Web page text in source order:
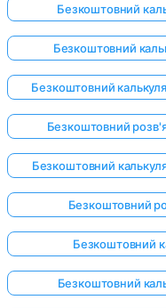
Безкоштовний
Безкоштовний
Безкоштовний
Безкоштовний
Безкоштовний
Безкоштовний
Безкоштовний
Безкоштовний